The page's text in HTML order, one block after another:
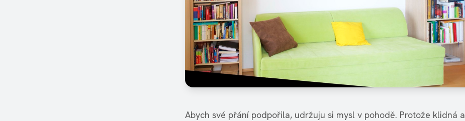
Abych své přání podpořila, udržuju si mysl v pohodě. Protože klidná a